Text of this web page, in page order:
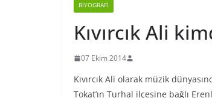
BIYOGRAFI
Kıvırcık Ali
07 Ekim 2014
Kıvırcık Ali olarak müzik
Tokat’ın Turhal ilçesine bağlı